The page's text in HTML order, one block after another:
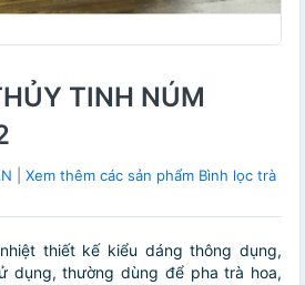
TINH NÚM
Xem thêm các sản phẩm Bình lọc trà
thiết kế kiểu dáng thông dụng,
dụng, thường dùng để pha trà hoa,